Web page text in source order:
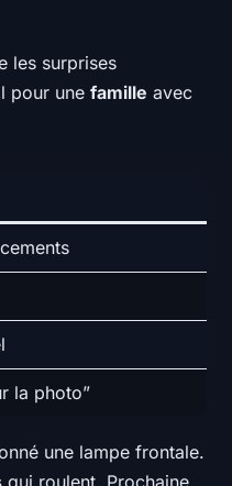
les surprises
pour une famille avec
la photo”
une lampe frontale.